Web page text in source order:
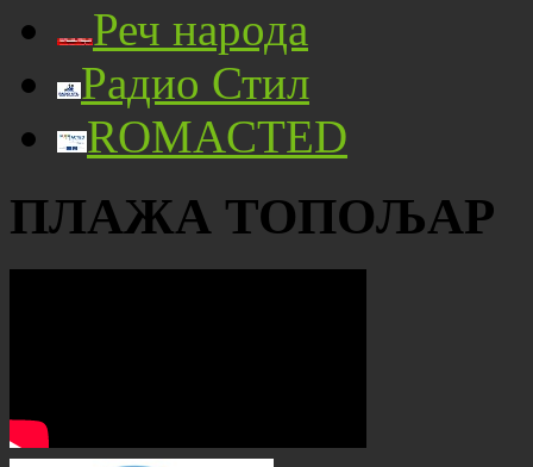
Реч народа
Радио Стил
ROMACTED
ПЛАЖА ТОПОЉАР